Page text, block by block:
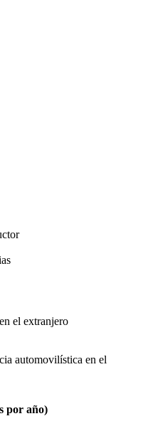
el extranjero
automovilística en el
por año)